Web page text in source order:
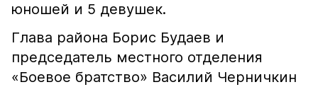
юношей и 5 девушек.
Глава района Борис Будаев и
председатель местного отделения
«Боевое братство» Василий Черничкин